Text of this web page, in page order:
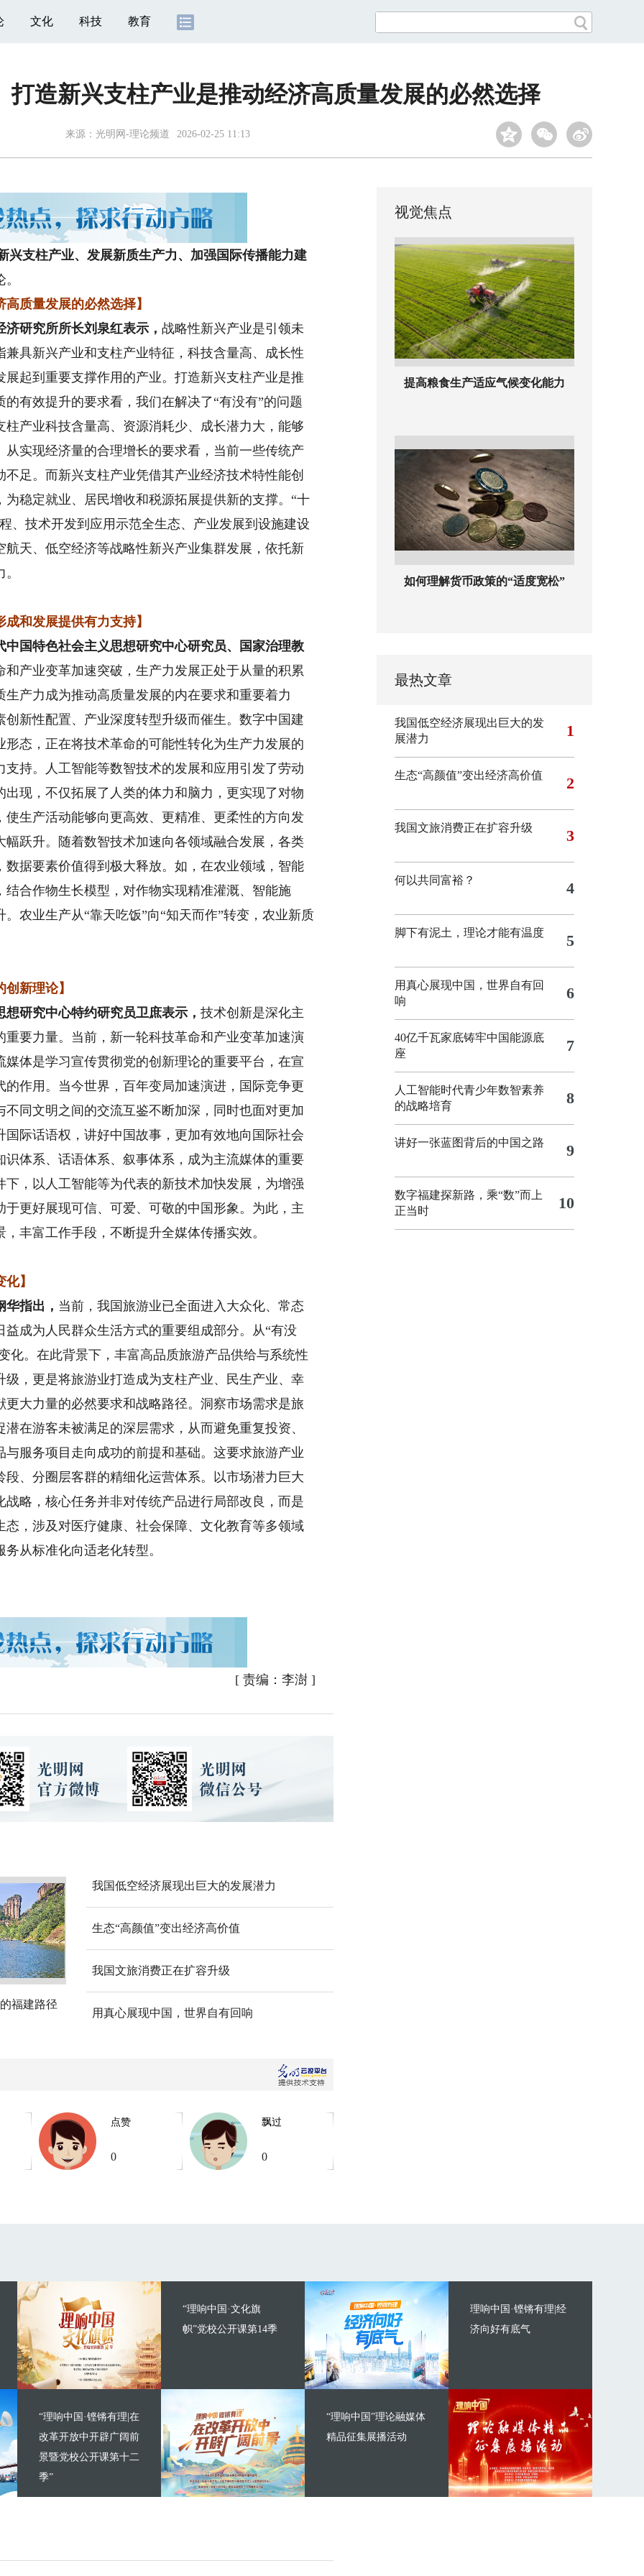
文化 科技 教育
打造新兴支柱产业是推动经济高质量发展的必然选择
来源： 光明网-理论频道 2026-02-25 11:13
兴支柱产业、发展新质生产力、加强国际传播能力建
质量发展的必然选择】
济研究所所长刘泉红表示，战略性新兴产业是引领未
具新兴产业和支柱产业特征，科技含量高、成长性
起到重要支撑作用的产业。打造新兴支柱产业是推
有效提升的要求看，我们在解决了“有没有”的问题
产业科技含量高、资源消耗少、成长潜力大，能够
实现经济量的合理增长的要求看，当前一些传统产
足。而新兴支柱产业凭借其产业经济技术特性能创
稳定就业、居民增收和税源拓展提供新的支撑。“十
、技术开发到应用示范全生态、产业发展到设施建设
天、低空经济等战略性新兴产业集群发展，依托新
和发展提供有力支持】
国特色社会主义思想研究中心研究员、国家治理教
和产业变革加速突破，生产力发展正处于从量的积累
产力成为推动高质量发展的内在要求和重要着力
新性配置、产业深度转型升级而催生。数字中国建
态，正在将技术革命的可能性转化为生产力发展的
持。人工智能等数智技术的发展和应用引发了劳动
现，不仅拓展了人类的体力和脑力，更实现了对物
生产活动能够向更高效、更精准、更柔性的方向发
跃升。随着数智技术加速向各领域融合发展，各类
据要素价值得到极大释放。如，在农业领域，智能
合作物生长模型，对作物实现精准灌溉、智能施
农业生产从“靠天吃饭”向“知天而作”转变，农业新质
新理论】
研究中心特约研究员卫庶表示，技术创新是深化主
要力量。当前，新一轮科技革命和产业变革加速演
体是学习宣传贯彻党的创新理论的重要平台，在宣
作用。当今世界，百年变局加速演进，国际竞争更
同文明之间的交流互鉴不断加深，同时也面对更加
际话语权，讲好中国故事，更加有效地向国际社会
体系、话语体系、叙事体系，成为主流媒体的重要
，以人工智能等为代表的新技术加快发展，为增强
更好展现可信、可爱、可敬的中国形象。为此，主
丰富工作手段，不断提升全媒体传播实效。
】
指出， 当前，我国旅游业已全面进入大众化、常态
成为人民群众生活方式的重要组成部分。从“有没
化。在此背景下，丰富高品质旅游产品供给与系统性
，更是将旅游业打造成为支柱产业、民生产业、幸
大力量的必然要求和战略路径。洞察市场需求是旅
在游客未被满足的深层需求，从而避免重复投资、
服务项目走向成功的前提和基础。这要求旅游产业
、分圈层客群的精细化运营体系。以市场潜力巨大
略，核心任务并非对传统产品进行局部改良，而是
，涉及对医疗健康、社会保障、文化教育等多领域
从标准化向适老化转型。
[ 责编：李澍 ]
福建路径
我国低空经济展现出巨大的发展潜力
生态“高颜值”变出经济高价值
我国文旅消费正在扩容升级
用真心展现中国，世界自有回响
点赞
0
飘过
0
视觉焦点
提高粮食生产适应气候变化能力
如何理解货币政策的“适度宽松”
最热文章
我国低空经济展现出巨大的发
展潜力
1
生态“高颜值”变出经济高价值 2
我国文旅消费正在扩容升级 3
何以共同富裕？ 4
脚下有泥土，理论才能有温度 5
用真心展现中国，世界自有回
响
6
40亿千瓦家底铸牢中国能源底
座
7
人工智能时代青少年数智素养
的战略培育
8
讲好一张蓝图背后的中国之路 9
数字福建探新路，乘“数”而上
正当时
10
“理响中国·文化旗
帜”党校公开课第14季
“理响中国·铿锵有理|在
改革开放中开辟广阔前
景暨党校公开课第十二
季”
理响中国·铿锵有理|经
济向好有底气
“理响中国”理论融媒体
精品征集展播活动